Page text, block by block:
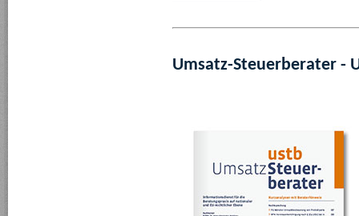
Umsatz-Steuerberater -